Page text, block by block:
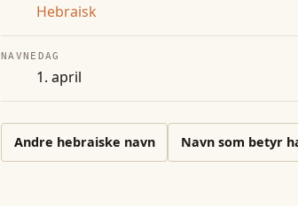
Hebraisk
NAVNEDAG
1. april
Andre hebraiske navn Navn som betyr